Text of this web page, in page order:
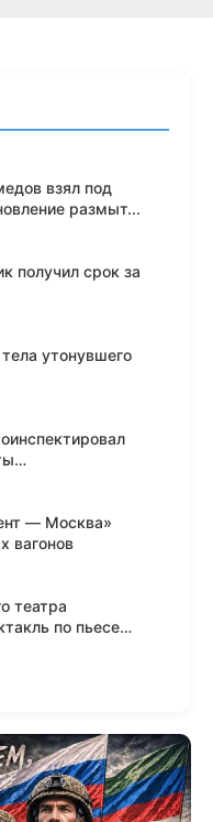
взял под
размыт...
получил срок за
утонувшего
— Москва»
вагонов
театра
по пьесе